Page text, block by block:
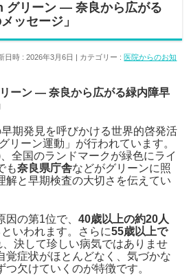
グリーン ― 奈良から広がる
ッセージ」
日時 : 2026年3月6日 カテゴリー :医院からのお知
リーン ― 奈良から広がる緑内障早
期発見を呼びかける世界的啓発活
リーン運動」が行われています。
全国のランドマークが緑色にライ
も奈良県庁舎などがグリーンに照
解と早期検査の大切さを伝えてい
因の第1位で、40歳以上の約20人
いわれます。さらに55歳以上で
、決して珍しい病気ではありませ
覚症状がほとんどなく、気づかな
欠けていくのが特徴です。